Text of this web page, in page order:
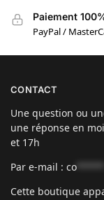
Paiement
PayPal /
CONTACT
Une question ou
une réponse en
et 17h
Par e-mail : co
Cette boutique